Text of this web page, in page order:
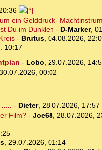
ein Gelddruck-
Du im Dunklen - D-Marker,
- Brutus, 04.08.2026,
10:17
- Lobo, 29.07.2026,
30.07.2026, 00:02
- Dieter, 28.07.2026, 17:57
Film?- Joe68, 28.07.2026,
, 29.07.2026, 01:14